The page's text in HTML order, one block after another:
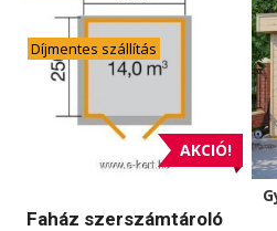
AKCIÓ!
Díjmentes szállítás
Faház szerszámtároló